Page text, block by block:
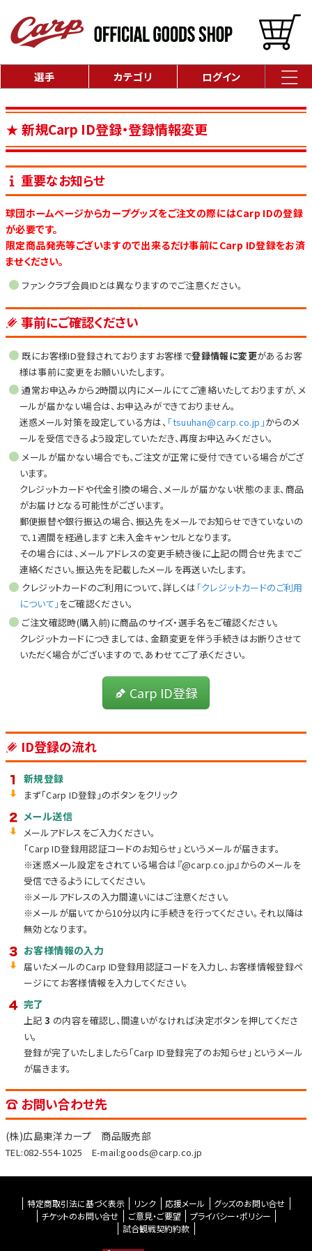
選手 カテゴリ ログイン
新規Carp ID登録・登録情報変更
重要なお知らせ
球団ホームページからカープグッズをご注文の際にはCarp IDの登録
が必要です。
限定商品発売等ございますので出来るだけ事前にCarp ID登録をお済
ませください。
ファンクラブ会員IDとは異なりますのでご注意ください。
事前にご確認ください
既にお客様ID登録されておりますお客様で登録情報に変更があるお客
様は事前に変更をお願いいたします。
通常お申込みから2時間以内にメールにてご連絡いたしておりますが、メ
ールが届かない場合は、お申込みができておりません。
迷惑メール対策を設定している方は、 「tsuuhan@carp.co.jp」からのメ
ールを受信できるよう設定していただき、再度お申込みください。
メールが届かない場合でも、ご注文が正常に受付できている場合がござ
います。
クレジットカードや代金引換の場合、メールが届かない状態のまま、商品
がお届けとなる可能性がございます。
郵便振替や銀行振込の場合、振込先をメールでお知らせできていないの
で、1週間を経過しますと未入金キャンセルとなります。
その場合には、メールアドレスの変更手続き後に上記の問合せ先までご
連絡ください。振込先を記載したメールを再送いたします。
クレジットカードのご利用について、詳しくは 「クレジットカードのご利用
について」 をご確認ください。
ご注文確認時(購入前)に商品のサイズ・選手名をご確認ください。
クレジットカードにつきましては、金額変更を伴う手続きはお断りさせて
いただく場合がございますので、あわせてご了承ください。
Carp ID登録
ID登録の流れ
新規登録
まず「Carp ID登録」のボタンをクリック
メール送信
メールアドレスをご入力ください。
「Carp ID登録用認証コードのお知らせ」というメールが届きます。
※迷惑メール設定をされている場合は『@carp.co.jp』からのメールを
受信できるようにしてください。
※メールアドレスの入力間違いにはご注意ください。
※メールが届いてから10分以内に手続きを行ってください。それ以降は
無効となります。
お客様情報の入力
届いたメールのCarp ID登録用認証コードを入力し、お客様情報登録ペ
ージにてお客様情報を入力してください。
完了
上記3 の内容を確認し、間違いがなければ決定ボタンを押してくださ
い。
登録が完了いたしましたら「Carp ID登録完了のお知らせ」というメール
が届きます。
お問い合わせ先
(株)広島東洋カープ 商品販売部
TEL:082-554-1025 E-mail:goods@carp.co.jp
特定商取引法に基づく表示 リンク 応援メール
グッズのお問い合せ
チケットのお問い合せ
ご意見・ご要望
プライバシー・ポリシー
試合観戦契約約款